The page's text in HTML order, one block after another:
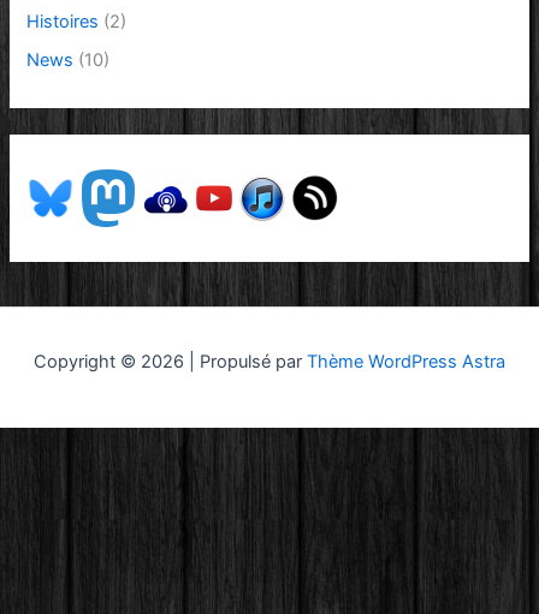
Histoires (2)
News (10)
Copyright © 2026 | Propulsé par Thème WordPress Astra